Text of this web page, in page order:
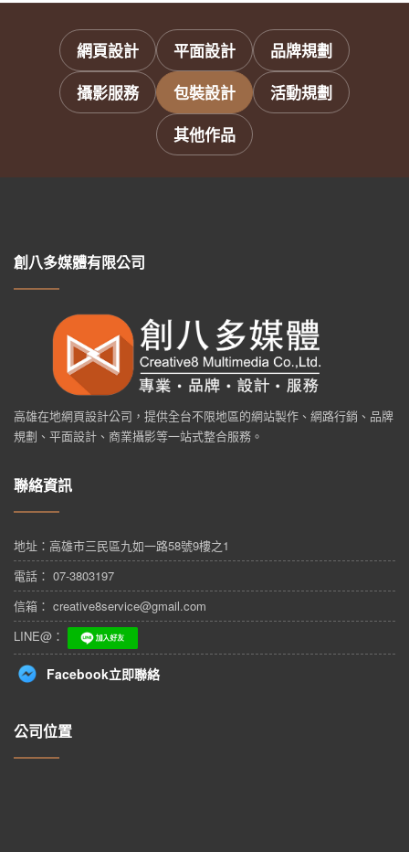
網頁設計 平面設計
品牌規劃
攝影服務
包裝設計
活動規劃
其他作品
創八多媒體有限公司
高雄在地網頁設計公司，提供全台不限地區的網站製作、網路行銷、品牌
規劃、平面設計、商業攝影等一站式整合服務。
聯絡資訊
地址： 高雄市三民區九如一路58號9樓之1
電話： 07-3803197
信箱： creative8service@gmail.com
LINE@：
Facebook立即聯絡
公司位置